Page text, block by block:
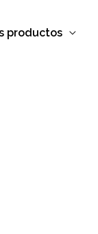
productos